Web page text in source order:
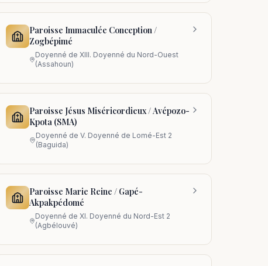
Paroisse Immaculée Conception /
Zogbépimé
Doyenné de XIII. Doyenné du Nord-Ouest
(Assahoun)
Paroisse Jésus Miséricordieux / Avépozo-
Kpota (SMA)
Doyenné de V. Doyenné de Lomé-Est 2
(Baguida)
Paroisse Marie Reine / Gapé-
Akpakpédomé
Doyenné deXI. Doyenné du Nord-Est 2
(Agbélouvé)